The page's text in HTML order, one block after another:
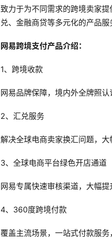
致力于为不同需求的跨境卖家
兑、金融商贷等多元化的产品服
网易跨境支付产品介绍：
1、跨境收款
网易品牌保障，境内外全牌照
2、汇兑服务
解决全球电商卖家换汇问题，大
3、全球电商平台绿色开店通道
网易专属快速审核渠道，大幅提
4、360度跨境付款
覆盖主流场景，一站式付款服务